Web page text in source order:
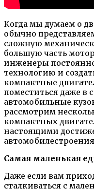
Когда мы думаем о
обычно
сложную
большую часть
инженеры
технологию и
компактные
поместиться даже в
автомобильные
рассмотрим
компактных
настоящими
Самая маленькая
Даже если вам
сталкиваться с